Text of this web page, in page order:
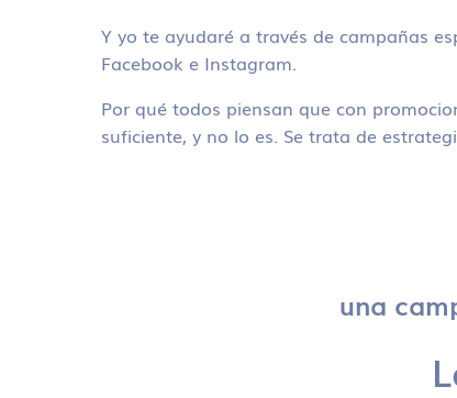
Y yo te ayudaré a través de campañas
Facebook e Instagram.
Por qué todos piensan que con
suficiente, y no lo es. Se trata de
una